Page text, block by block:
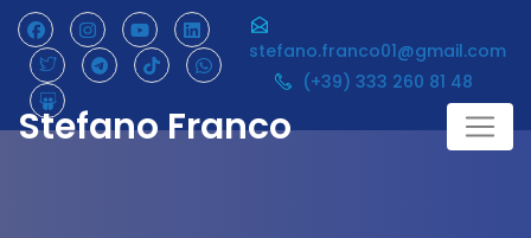
Skip
content
stefano.franco01@gmail.com
(+39) 333 260 81 48
Stefano Franco